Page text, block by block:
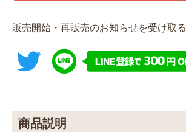
販売開始・再販売のお知らせを受け取る
商品説明